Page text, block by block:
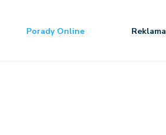
Porady Online Reklama